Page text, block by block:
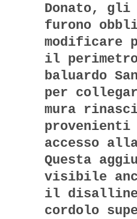
Donato,
furono
modificare
il
baluardo
per
mura
provenienti
accesso
Questa
visibile
il
cordolo